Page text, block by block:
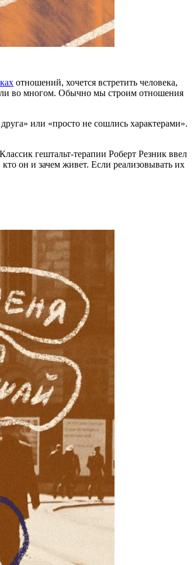
отношений, хочется встретить человека,
во многом. Обычно мы строим отношения
или «просто не сошлись характерами».
гештальт-терапии Роберт Резник ввел
он и зачем живет. Если реализовывать их